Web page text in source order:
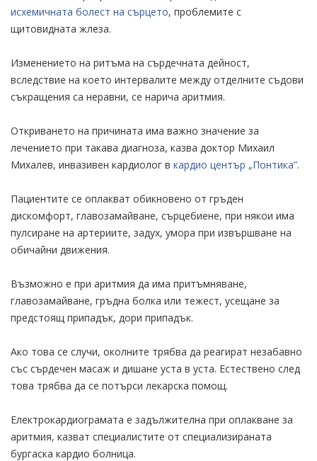
исхемичната болест на сърцето, проблемите с
щитовидната жлеза.
Изменението на ритъма на сърдечната дейност,
вследствие на което интервалите между отделните съдови
съкращения са неравни, се нарича аритмия.
Откриването на причината има важно значение за
лечението при такава диагноза, казва доктор Михаил
Михалев, инвазивен кардиолог в кардио център „Понтика”.
Пациентите се оплакват обикновено от гръден
дискомфорт, главозамайване, сърцебиене, при някои има
пулсиране на артериите, задух, умора при извършване на
обичайни движения.
Възможно е при аритмия да има притъмняване,
главозамайване, гръдна болка или тежест, усещане за
предстоящ припадък, дори припадък.
Ако това се случи, околните трябва да реагират незабавно
със сърдечен масаж и дишане уста в уста. Естествено след
това трябва да се потърси лекарска помощ.
Електрокардиограмата е задължителна при оплакване за
аритмия, казват специалистите от специализираната
бургаска кардио болница.